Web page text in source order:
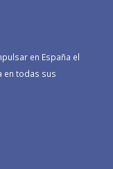
en España el
en todas sus